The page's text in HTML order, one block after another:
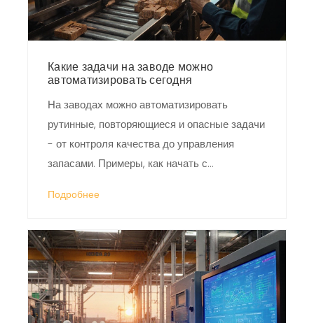
Какие задачи на заводе можно
автоматизировать сегодня
На заводах можно автоматизировать
рутинные, повторяющиеся и опасные задачи
- от контроля качества до управления
запасами. Примеры, как начать с
после внедрения.
Подробнее